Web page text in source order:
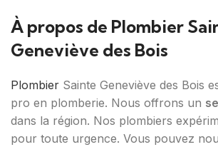
À propos de Plombier
Geneviève des Bois
Plombier Sainte Geneviève des Bois
pro en plomberie. Nous offrons un
dans la région. Nos plombiers
pour toute urgence. Vous pouvez